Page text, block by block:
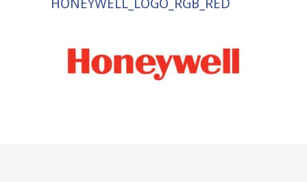
HONEYWELL_LOGO_RGB_RED